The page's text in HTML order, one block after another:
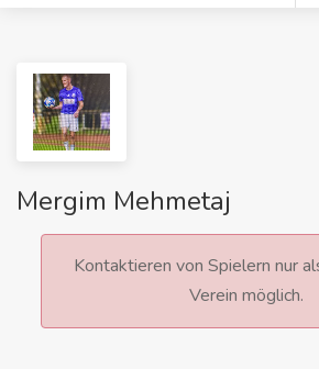
Mergim Mehmetaj
Kontaktieren von Spielern nur
Verein möglich.